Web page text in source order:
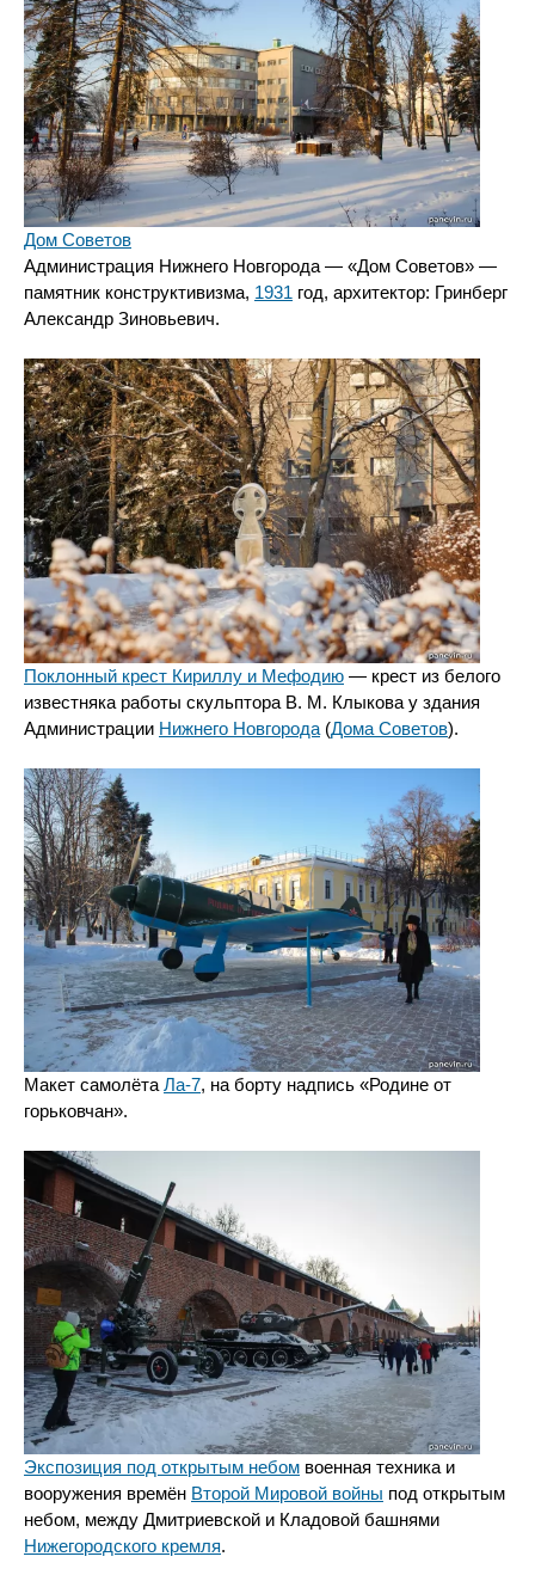
Дом Советов
Администрация Нижнего Новгорода — «Дом Советов» —
памятник конструктивизма, 1931 год, архитектор: Гринберг
Александр Зиновьевич.
Поклонный крест Кириллу и Мефодию — крест из белого
известняка работы скульптора В. М. Клыкова у здания
Администрации Нижнего Новгорода (Дома Советов).
Макет самолёта Ла-7, на борту надпись «Родине от
горьковчан».
Экспозиция под открытым небом военная техника и
вооружения времён Второй Мировой войны под открытым
небом, между Дмитриевской и Кладовой башнями
Нижегородского кремля.